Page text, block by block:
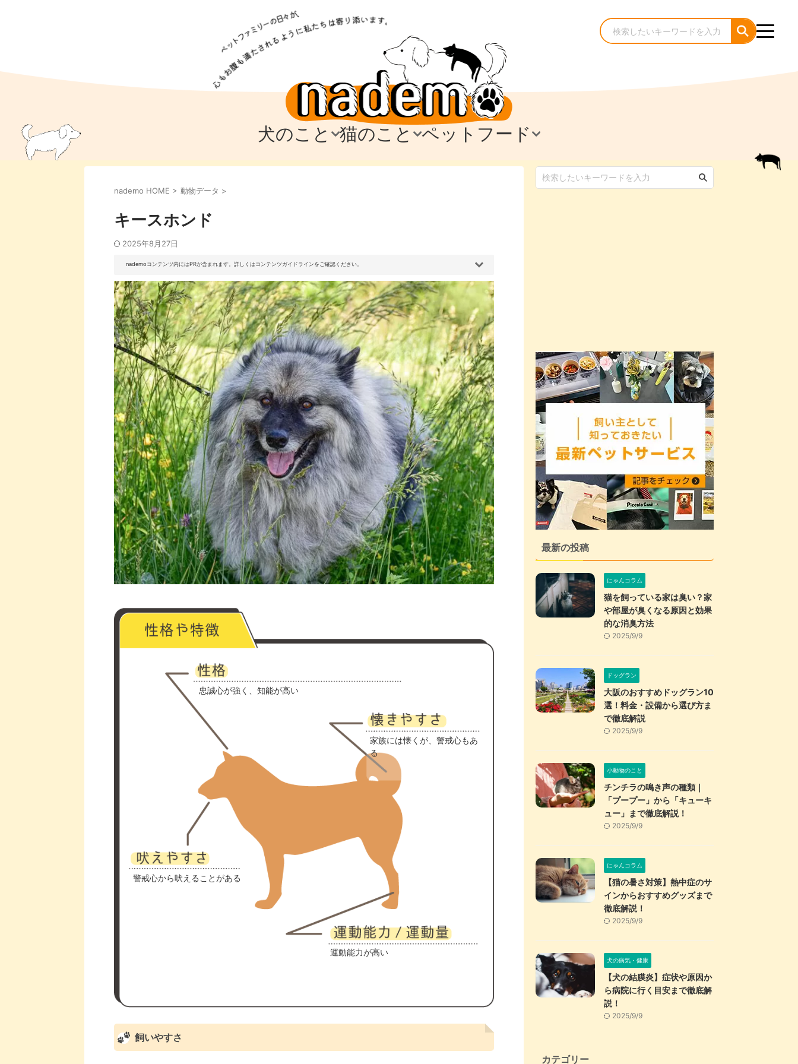
犬のこと
犬のこと
犬のケア・お手入れ
犬のしつけ
犬のアイテム
猫のこと
猫のこと
猫のケア・お手入れ
猫のしつけ
猫のアイテム
ペットフード
ペットフード
nademo HOME > 動物データ >
キースホンド
2025年8月27日
nademoコンテンツ内にはPRが含まれます。詳しくはコンテンツガイドラインをご確認ください。
忠誠心が強く、知能が高い
家族には懐くが、警戒心もあ
る
警戒心から吠えることがある
運動能力が高い
飼いやすさ
最新の投稿
にゃんコラム
猫を飼っている家は臭い？家
や部屋が臭くなる原因と効果
的な消臭方法
2025/9/9
ドッグラン
大阪のおすすめドッグラン10
選！料金・設備から選び方ま
で徹底解説
2025/9/9
小動物のこと
チンチラの鳴き声の種類｜
「プープー」から「キューキ
ュー」まで徹底解説！
2025/9/9
にゃんコラム
【猫の暑さ対策】熱中症のサ
インからおすすめグッズまで
徹底解説！
2025/9/9
犬の病気・健康
【犬の結膜炎】症状や原因か
ら病院に行く目安まで徹底解
説！
2025/9/9
カテゴリー